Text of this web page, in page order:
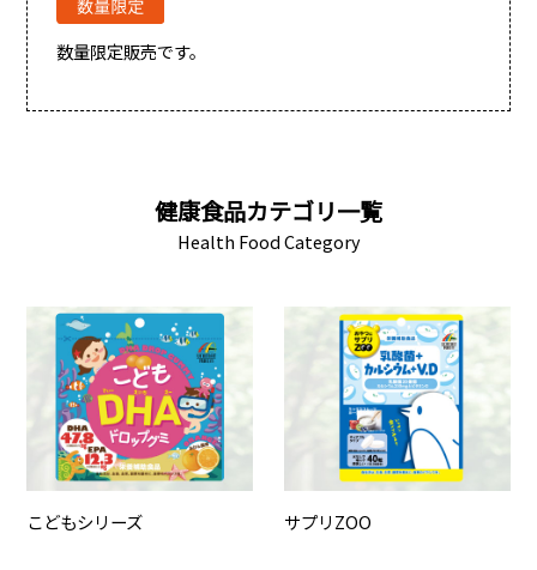
数量限定販売です。
健康食品カテゴリ一覧
Health Food Category
こどもシリーズ サプリZOO